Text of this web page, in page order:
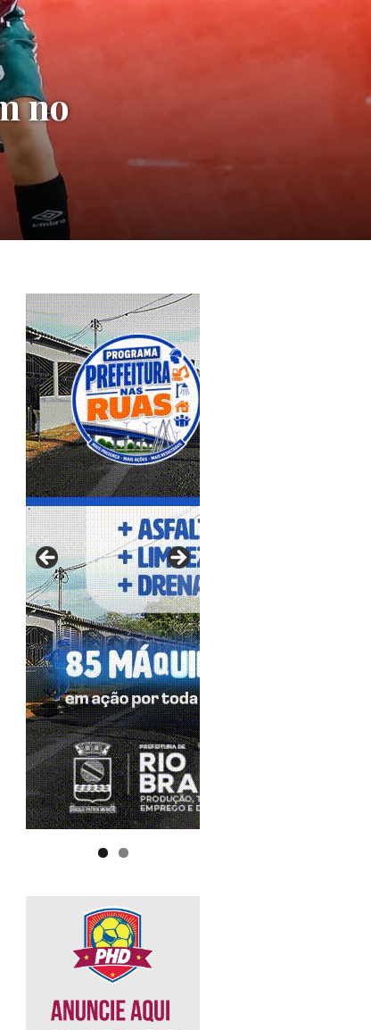
no